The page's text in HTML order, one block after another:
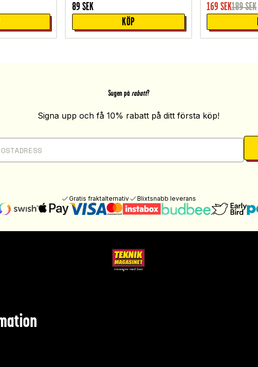
89 SEK
KÖP
169 SEK189SEK
Sugen på rabatt?
Signa upp och få 10% rabatt på ditt första köp!
Gratis fraktalternativ Blixtsnabb leverans